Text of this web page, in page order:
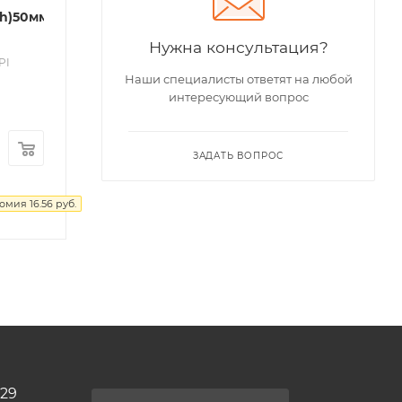
16.56 руб.
Нужна консультация?
Наши специалисты ответят на любой
интересующий вопрос
ЗАДАТЬ ВОПРОС